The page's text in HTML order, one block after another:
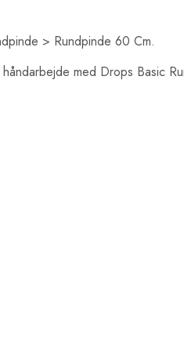
> Rundpinde 60 Cm.
med Drops Basic